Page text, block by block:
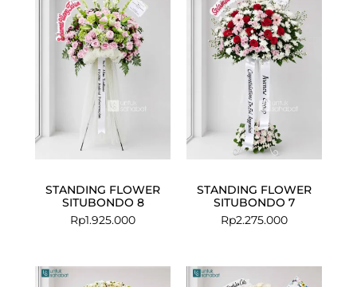
STANDING FLOWER
SITUBONDO 8
Rp1.925.000
STANDING FLOWER
SITUBONDO 7
Rp2.275.000